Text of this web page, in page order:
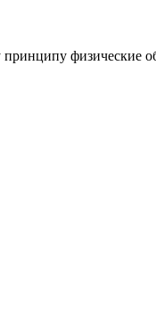
физические